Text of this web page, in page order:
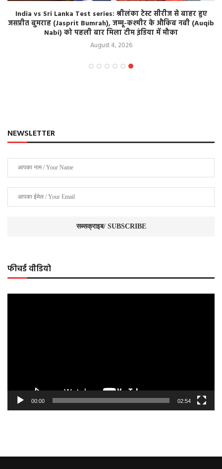
India vs Sri Lanka Test series: श्रीलंका टेस्ट सीरीज से बाहर हुए
जसप्रीत बुमराह (Jasprit Bumrah), जम्मू-कश्मीर के औकिब नबी (Auqib
Nabi) को पहली बार मिला टीम इंडिया में मौका
August 4, 2026
NEWSLETTER
फीचर्ड वीडियो
00:00 02:54